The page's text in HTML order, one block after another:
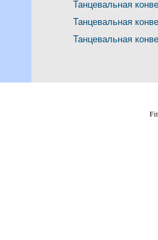
Танцевальная
Танцевальная
Танцевальная